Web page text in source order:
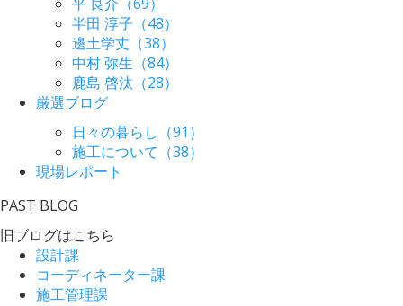
半田 淳子（48）
邊土学丈（38）
中村 弥生（84）
鹿島 啓汰（28）
厳選ブログ
日々の暮らし（91）
施工について（38）
現場レポート
PAST BLOG
旧ブログはこちら
設計課
コーディネーター課
施工管理課